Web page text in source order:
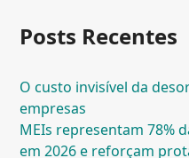
Posts Recentes
O custo invisível da
empresas
MEIs representam 78%
em 2026 e reforçam